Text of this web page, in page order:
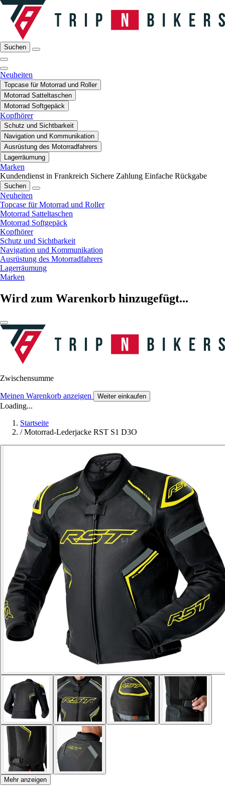
Suchen
Neuheiten
Topcase für Motorrad und Roller
Motorrad Satteltaschen
Motorrad Softgepäck
Kopfhörer
Schutz und Sichtbarkeit
Navigation und Kommunikation
Ausrüstung des Motorradfahrers
Lagerräumung
Marken
Kundendienst in Frankreich Sichere Zahlung Einfache Rückgabe
Suchen
Neuheiten
Topcase für Motorrad und Roller
Motorrad Satteltaschen
Motorrad Softgepäck
Kopfhörer
Schutz und Sichtbarkeit
Navigation und Kommunikation
Ausrüstung des Motorradfahrers
Lagerräumung
Marken
Wird zum Warenkorb hinzugefügt...
Zwischensumme
Meinen Warenkorb anzeigen Weiter einkaufen
Loading...
Startseite
/ Motorrad-Lederjacke RST S1 D3O
Mehr anzeigen